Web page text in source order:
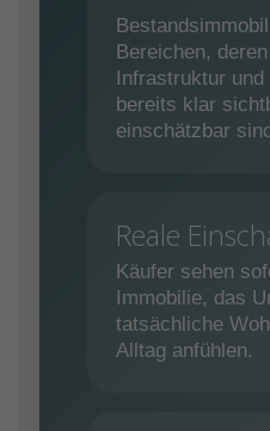
Bereichen,
Infrastruktur
bereits klar
einschätzbar
Reale
Käufer sehen
Immobilie, das
tatsächliche
Alltag anfühlen.